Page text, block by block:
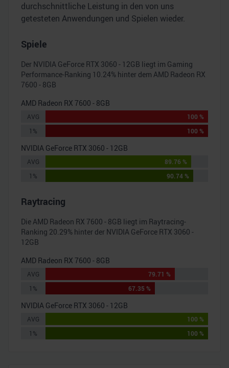
durchschnittliche Leistung in den von uns
getesteten Anwendungen und Spielen wieder.
Spiele
Der NVIDIA GeForce RTX 3060 - 12GB liegt im Gaming
Performance-Ranking 10.24% hinter dem AMD Radeon RX
7600 - 8GB
AMD Radeon RX 7600 - 8GB
AVG
100 %
1%
100 %
NVIDIA GeForce RTX 3060 - 12GB
AVG
89.76 %
1%
90.74 %
Raytracing
DieAMD Radeon RX 7600 - 8GB liegt im Raytracing-
Ranking 20.29% hinter der NVIDIA GeForce RTX 3060 -
12GB
AMD Radeon RX 7600 - 8GB
AVG
79.71 %
1%
67.35 %
NVIDIA GeForce RTX 3060 - 12GB
AVG
100 %
1%
100 %